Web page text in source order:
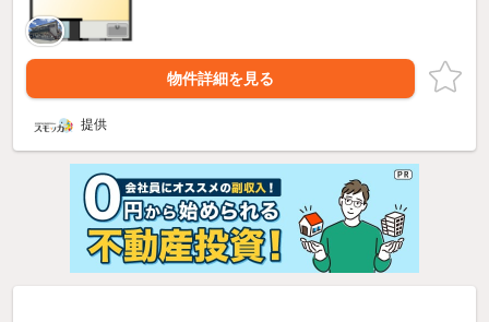
物件詳細を見る
提供